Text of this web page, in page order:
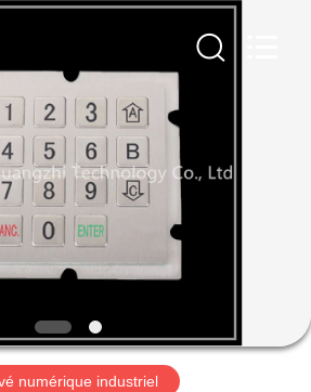
numérique industriel